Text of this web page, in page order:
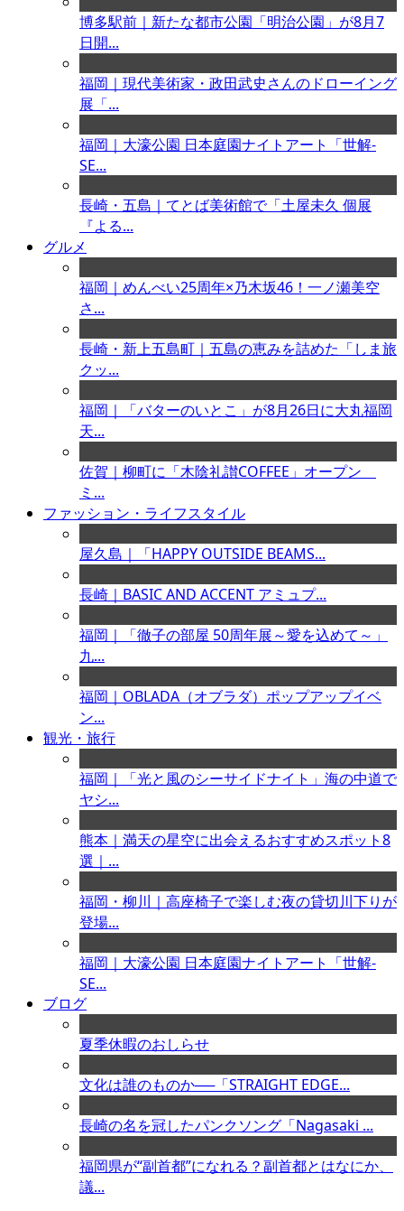
博多駅前｜新たな都市公園「明治公園」が8月7
日開...
福岡｜現代美術家・政田武史さんのドローイング
展「...
福岡｜大濠公園 日本庭園ナイトアート「世解-
SE...
長崎・五島｜てとば美術館で「土屋未久 個展
『よる...
グルメ
福岡｜めんべい25周年×乃木坂46！一ノ瀬美空
さ...
長崎・新上五島町｜五島の恵みを詰めた「しま旅
クッ...
福岡｜「バターのいとこ」が8月26日に大丸福岡
天...
佐賀｜柳町に「木陰礼讃COFFEE」オープン
ミ...
ファッション・ライフスタイル
屋久島｜「HAPPY OUTSIDE BEAMS...
長崎｜BASIC AND ACCENT アミュプ...
福岡｜「徹子の部屋 50周年展～愛を込めて～」
九...
福岡｜OBLADA（オブラダ）ポップアップイベ
ン...
観光・旅行
福岡｜「光と風のシーサイドナイト」海の中道で
ヤシ...
熊本｜満天の星空に出会えるおすすめスポット8
選｜...
福岡・柳川｜高座椅子で楽しむ夜の貸切川下りが
登場...
福岡｜大濠公園 日本庭園ナイトアート「世解-
SE...
ブログ
夏季休暇のおしらせ
文化は誰のものか──「STRAIGHT EDGE...
長崎の名を冠したパンクソング「Nagasaki ...
福岡県が“副首都”になれる？副首都とはなにか、
議...